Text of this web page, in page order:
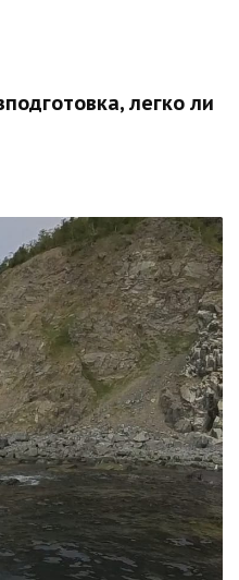
легко ли